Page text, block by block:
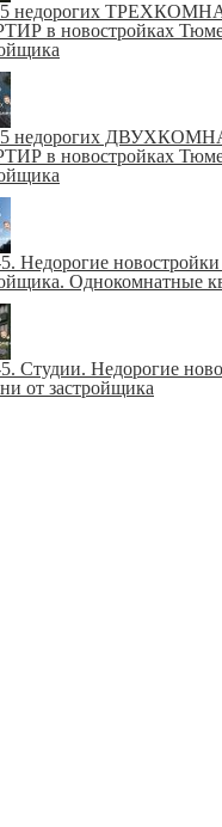
недорогих
в новостройках
недорогих
в новостройках
Недорогие
Однокомнатные
Студии. Недорогие
от застройщика